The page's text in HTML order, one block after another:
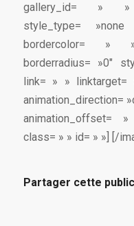
gallery_id= »
style_type=
bordercolor= »
borderradius= »0″
link= » » linktarget=
animation_direction=
animation_offset=
class= » » id= » »] [/
Partager cette